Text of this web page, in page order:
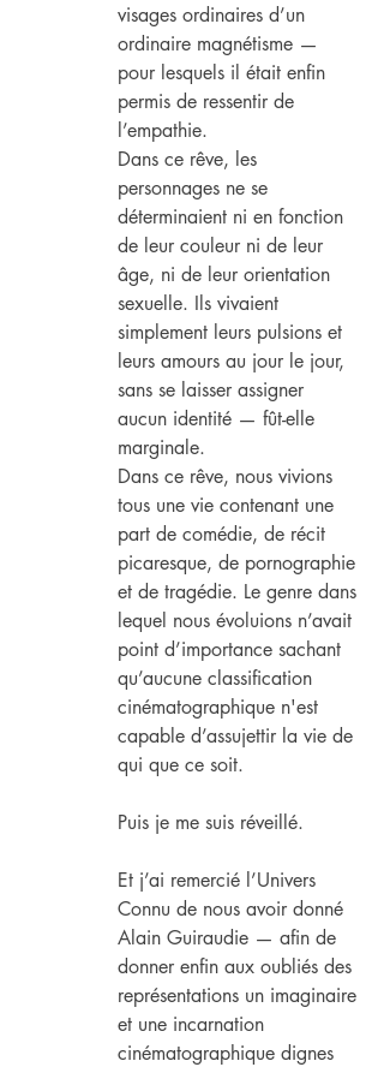
visages ordinaires d’un
ordinaire magnétisme —
pour lesquels il était enfin
permis de ressentir de
l’empathie.
Dans ce rêve, les
personnages ne se
déterminaient ni en fonction
de leur couleur ni de leur
âge, ni de leur orientation
sexuelle. Ils vivaient
simplement leurs pulsions et
leurs amours au jour le jour,
sans se laisser assigner
aucun identité — fût-elle
marginale.
Dans ce rêve, nous vivions
tous une vie contenant une
part de comédie, de récit
picaresque, de pornographie
et de tragédie. Le genre dans
lequel nous évoluions n’avait
point d’importance sachant
qu’aucune classification
cinématographique n'est
capable d’assujettir la vie de
qui que ce soit.
Puis je me suis réveillé.
Et j’ai remercié l’Univers
Connu de nous avoir donné
Alain Guiraudie — afin de
donner enfin aux oubliés des
représentations un imaginaire
et une incarnation
cinématographique dignes